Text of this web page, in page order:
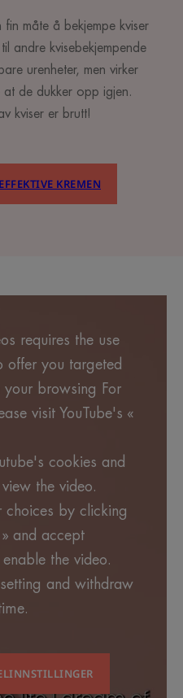
måte å bekjempe kviser
andre kvisebekjempende
urenheter, men virker
de dukker opp igjen.
kviser er brutt!
KREMEN
requires the use
offer you targeted
your browsing For
visit YouTube's «
cookies and
the video.
choices by clicking
and accept
the video.
and withdraw